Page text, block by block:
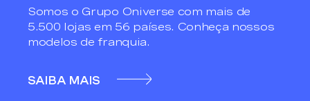
Somos o Grupo Oniverse com mais de
5.500 lojas em 56 países. Conheça nossos
modelos de franquia.
SAIBA MAIS